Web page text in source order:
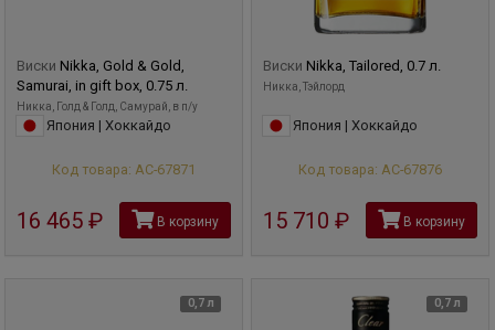
Виски Nikka, Gold & Gold,
Samurai, in gift box, 0.75 л.
Никка, Голд & Голд, Самурай, в п/у
Япония | Хоккайдо
Код товара: АС-67871
16 465 рубВ корзину
Виски Nikka, Tailored, 0.7 л.
Никка, Тэйлорд
Япония | Хоккайдо
Код товара: АС-67876
15 710 рубВ корзину
0,7 л 0,7 л